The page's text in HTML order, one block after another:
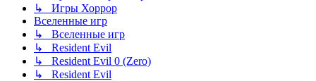
↳ Игры Хоррор
Вселенные игр
↳ Вселенные игр
↳ Resident Evil
↳ Resident Evil 0 (Zero)
↳ Resident Evil